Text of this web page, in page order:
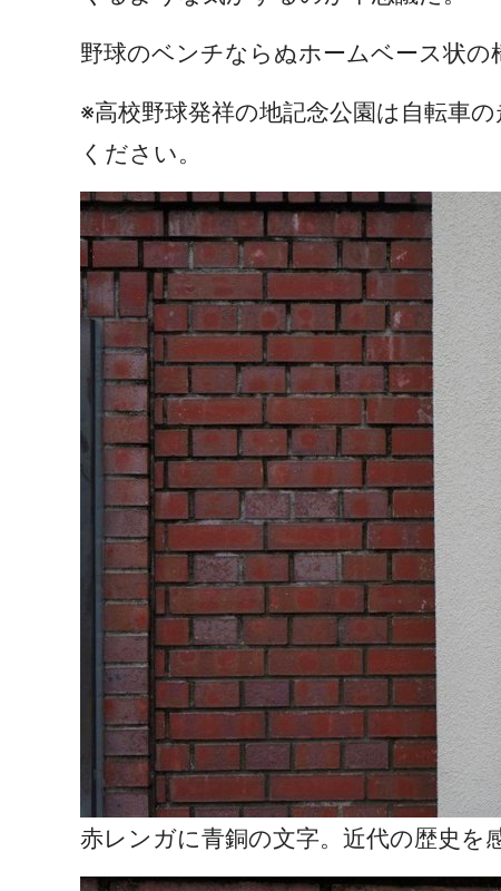
野球のベンチならぬホームベース状の
※高校野球発祥の地記念公園は自転車
ください。
赤レンガに青銅の文字。近代の歴史を